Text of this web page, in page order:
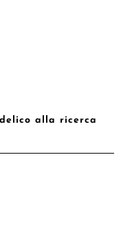
alla ricerca